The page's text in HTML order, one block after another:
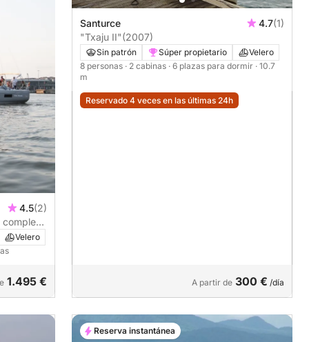
4.5(2)
Velero
1.495 €
Santurce 4.7(1)
"Txaju II"(2007)
Sin patrón Súper propietario
Velero
8 personas · 2 cabinas · 6 plazas para dormir · 10.7
m
Reservado 4 veces en las últimas 24h
A partir de 300 € /día
Reserva instantánea